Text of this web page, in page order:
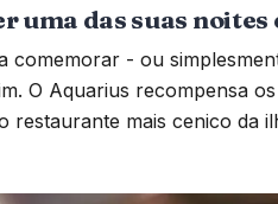
uma das suas noites
comemorar - ou
O Aquarius recompensa
restaurante mais cenico da